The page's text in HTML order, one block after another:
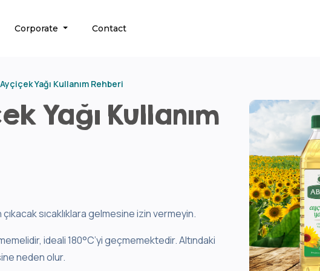
Corporate Contact
Yağı Kullanım Rehberi
Yağı Kullanım
çıkacak sıcaklıklara gelmesine izin vermeyin.
ideali 180°C’yi geçmemektedir. Altındaki
neden olur.